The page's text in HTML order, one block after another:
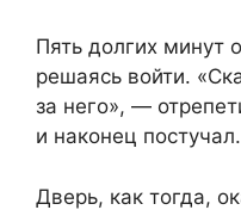
Пять долгих минут
решаясь войти.
за него», —
и наконец постучал.
Дверь, как тогда,